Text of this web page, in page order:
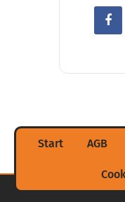
Start AGB